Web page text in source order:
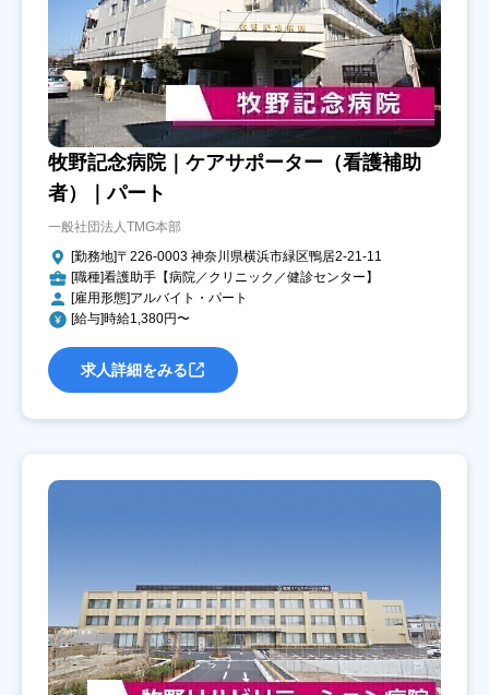
牧野記念病院｜ケアサポーター（看護補助
者）｜パート
一般社団法人TMG本部
[勤務地]〒226-0003 神奈川県横浜市緑区鴨居2-21-11
[職種]看護助手【病院／クリニック／健診センター】
[雇用形態]アルバイト・パート
[給与]時給1,380円〜
求人詳細をみる